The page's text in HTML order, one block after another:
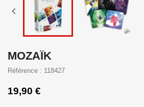

MOZAÏK
Référence : 118427
19,90 €